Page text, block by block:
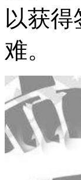
以获
难。